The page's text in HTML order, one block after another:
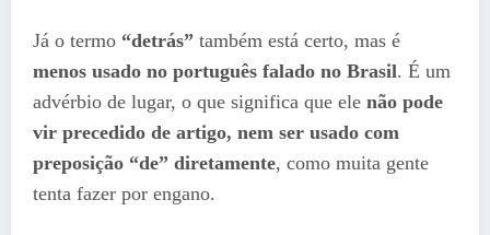
Já o termo “detrás” também está certo, mas é
menos usado no português falado no Brasil. É um
advérbio de lugar, o que significa que ele não pode
vir precedido de artigo, nem ser usado com
preposição “de” diretamente, como muita gente
tenta fazer por engano.